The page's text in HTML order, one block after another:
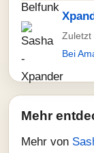
Zuletzt
Bei
Mehr
Mehr von